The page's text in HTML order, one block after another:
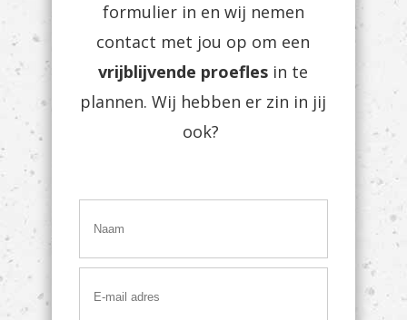
formulier in en wij nemen
contact met jou op om een
vrijblijvende proefles in te
plannen. Wij hebben er zin in jij
ook?